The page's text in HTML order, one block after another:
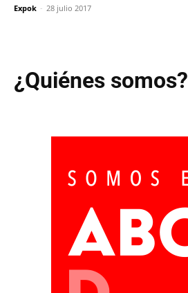
Expok - 28 julio 2017
¿Quiénes somos?